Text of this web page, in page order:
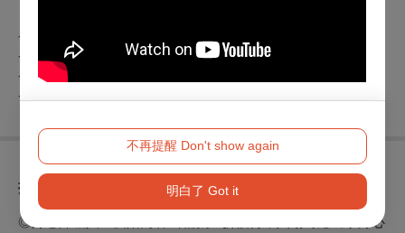
不再提醒 Don't show again
明白了 Got it
貝多芬：第三十號鋼琴奏鳴曲，作品109
貝多芬：第三十一號鋼琴奏鳴曲，作品110
折扣方案
◎身心障礙人士及陪同者1名購票5折優待，入場時應出示身心